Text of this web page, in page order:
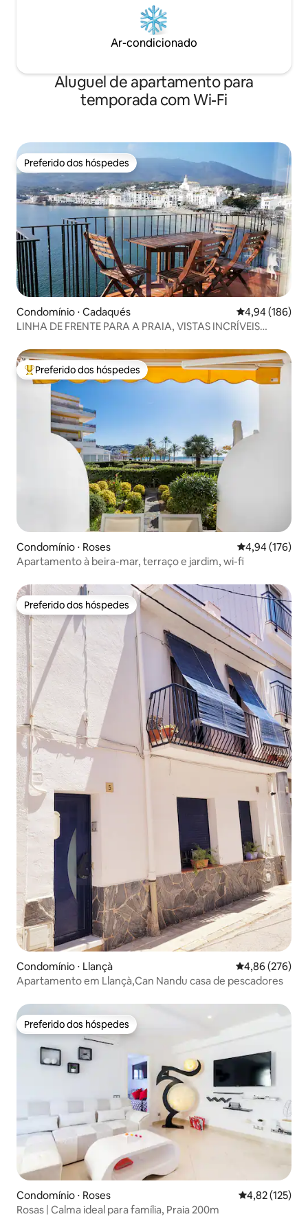
nuevos de este 2018. Hay lavadora,
lavavajillas, un gran frigorífico,
microondas, hervidor de agua, cafetera,
aspirador, WiFi internet,...Ar-condicionado
Aluguel de apartamento para
temporada com Wi-Fi
Preferido dos hóspedes
Preferido dos hóspedes
Condomínio ⋅ Cadaqués 4,94 de uma
4,94 (186)
LINHA DE FRENTE PARA A PRAIA, VISTAS INCRÍVEIS
Entre os melhores preferidos dos hóspedes
Preferido dos hóspedes
Condomínio ⋅ Roses 4,94 de uma
4,94 (176)
Apartamento à beira-mar, terraço e jardim, wi-fi
Preferido dos hóspedes
Preferido dos hóspedes
Condomínio ⋅ Llançà 4,86 de uma
4,86 (276)
Apartamento em Llançà,Can Nandu casa de pescadores
Preferido dos hóspedes
Preferido dos hóspedes
Condomínio ⋅ Roses 4,82 de uma
4,82 (125)
Rosas | Calma ideal para família, Praia 200m